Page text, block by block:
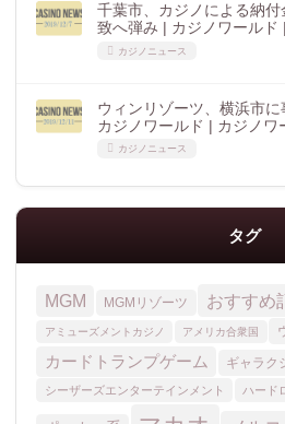
千葉市、カジノによる納
致へ弾み | カジノワールド
カジノニュース
ウィンリゾーツ、横浜市
カジノワールド | カジノワ
カジノニュース
タグ